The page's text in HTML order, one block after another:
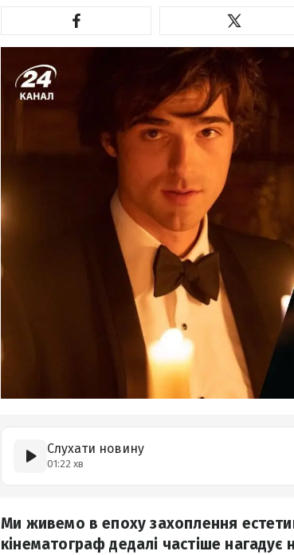
Слухати новину
01:22 хв
Ми живемо в епоху захоплення
кінематограф дедалі частіше